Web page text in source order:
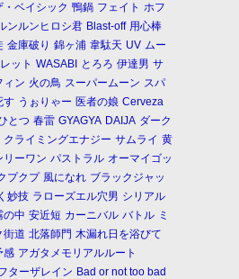
ベイシック 鴨鍋 フェイト ホフ
ンルンヒロシ君 Blast-off 用心棒
金庫破り 錦ヶ浦 韋駄天 UV ムー
ット WASABI とろろ 伊達男 サ
ィン 火の鳥 スーパームーン スパ
す うぉりゃー 医者の娘 Cerveza
とつ 春雷 GYAGYA DAIJA ダーク
クライミングエナジー サムライ 黄
リーワン パストラル オーマイゴッ
プクプ 風になれ ブラックジャッ
妙技 ラローズエル穴男 シリアル
の中 安近短 カーニバル バトル ミ
街道 北落師門 木漏れ日を浴びて
感 アガタメモリアルルート
ターザレイン Bad or not too bad